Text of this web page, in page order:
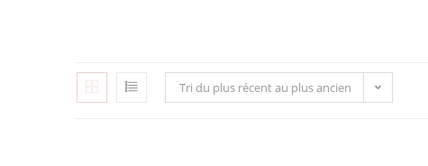
Tri du plus récent au plus ancien